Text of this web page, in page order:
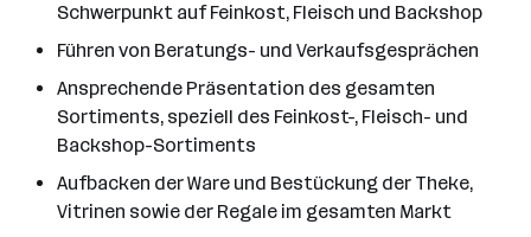
Schwerpunkt auf Feinkost, Fleisch und Backshop
Führen von Beratungs- und Verkaufsgesprächen
Ansprechende Präsentation des gesamten
Sortiments, speziell des Feinkost-, Fleisch- und
Backshop-Sortiments
Aufbacken der Ware und Bestückung der Theke,
Vitrinen sowie der Regale im gesamten Markt